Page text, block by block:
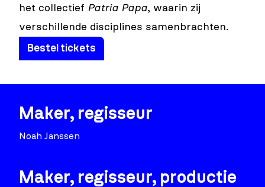
het collectief Patria Papa, waarin zij
verschillende disciplines samenbrachten.
Bestel tickets
Maker, regisseur
Noah Janssen
Maker, regisseur, productie